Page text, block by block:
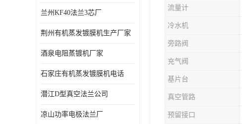
兰州KF40法兰3芯厂
荆州有机蒸发镀膜机生产厂家
酒泉电阻蒸镀机厂家
石家庄有机蒸发镀膜机电话
潜江D型真空法兰公司
凉山功率电极法兰厂
流量计
冷水机
旁路阀
充气阀
基片台
真空管路
预留接口